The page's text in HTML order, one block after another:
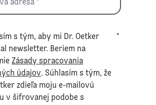
s tým, aby mi Dr. Oetker
newsletter. Beriem na
Zásady spracovania
údajov. Súhlasím s tým, že
zdieľa moju e-mailovú
v šifrovanej podobe s
*